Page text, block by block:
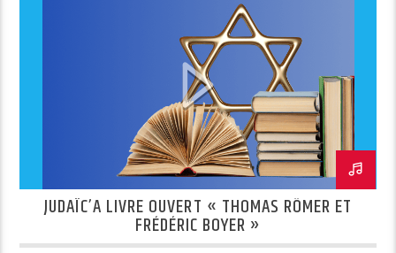
JUDAÏC’A LIVRE OUVERT « THOMAS RÖMER ET
FRÉDÉRIC BOYER »